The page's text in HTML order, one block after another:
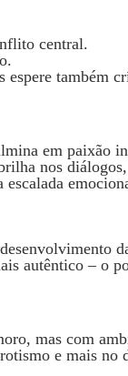
central.
espere também
em paixão
nos
autêntico – o
mas com
e mais no